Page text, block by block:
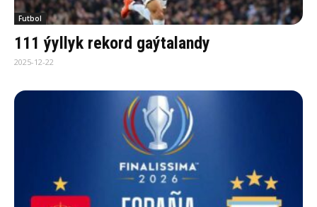
Futbol
111 ýyllyk rekord gaýtalandy
2025-12-22